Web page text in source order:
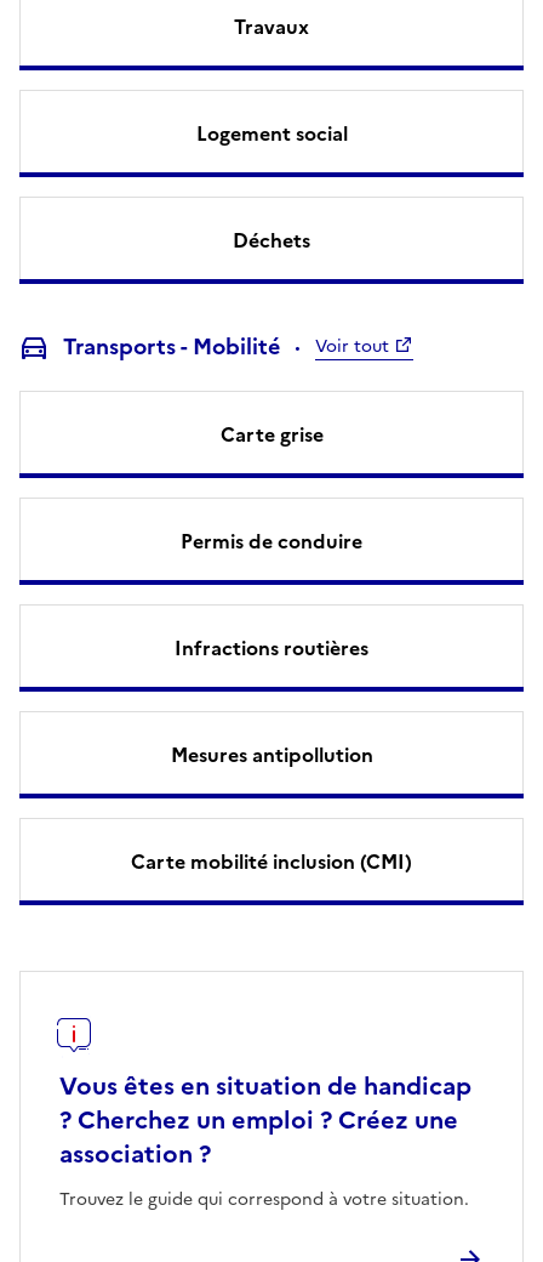
Travaux
Logement social
Déchets
Transports - Mobilité Voir tout
Carte grise
Permis de conduire
Infractions routières
Mesures antipollution
Carte mobilité inclusion (CMI)
Vous êtes en situation de handicap
? Cherchez un emploi ? Créez une
association ?
Trouvez le guide qui correspond à votre situation.